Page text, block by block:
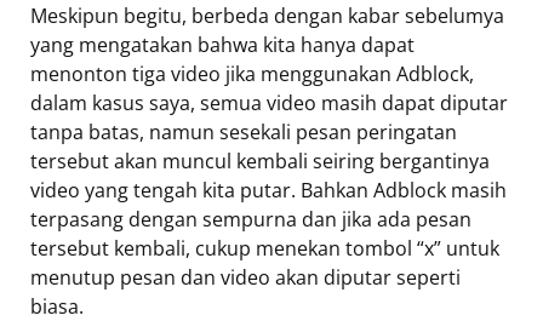
Meskipun begitu, berbeda dengan kabar sebelumya
yang mengatakan bahwa kita hanya dapat
menonton tiga video jika menggunakan Adblock,
dalam kasus saya, semua video masih dapat diputar
tanpa batas, namun sesekali pesan peringatan
tersebut akan muncul kembali seiring bergantinya
video yang tengah kita putar. Bahkan Adblock masih
terpasang dengan sempurna dan jika ada pesan
tersebut kembali, cukup menekan tombol “x” untuk
menutup pesan dan video akan diputar seperti
biasa.